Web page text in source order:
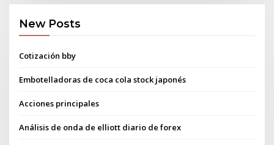
New Posts
Cotización bby
Embotelladoras de coca cola stock japonés
Acciones principales
Análisis de onda de elliott diario de forex